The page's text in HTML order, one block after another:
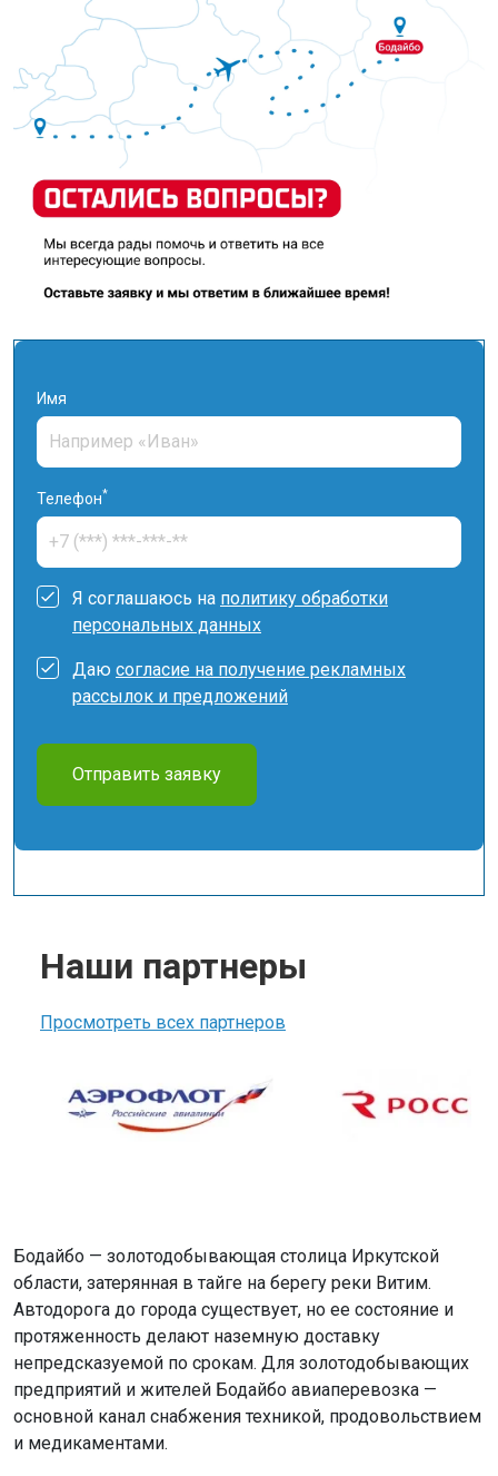
Имя
Телефон*
Я соглашаюсь на политику обработки
персональных данных
Даю согласие на получение рекламных
рассылок и предложений
Отправить заявку
Наши партнеры
Просмотреть всех партнеров
Бодайбо — золотодобывающая столица Иркутской
области, затерянная в тайге на берегу реки Витим.
Автодорога до города существует, но ее состояние и
протяженность делают наземную доставку
непредсказуемой по срокам. Для золотодобывающих
предприятий и жителей Бодайбо авиаперевозка —
основной канал снабжения техникой, продовольствием
и медикаментами.